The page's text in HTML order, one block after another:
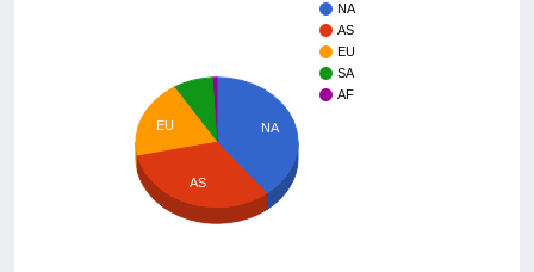
NA
AS
EU
SA
AF
NA
EU
AS